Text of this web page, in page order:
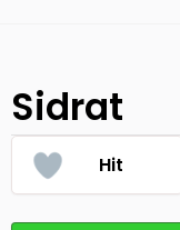
Sidrat
Hit